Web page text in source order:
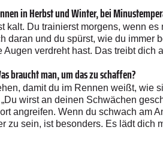
in Herbst und Winter, bei
kalt. Du trainierst morgens, wenn
daran und du spürst, wie du immer
verdreht hast. Das treibt dich
braucht man, um das zu schaffen?
damit du im Rennen weißt, wie
wirst an deinen Schwächen
angreifen. Wenn du schwach am
zu sein, ist besonders. Es lädt